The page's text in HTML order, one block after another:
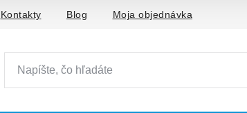
Kontakty Blog Moja objednávka